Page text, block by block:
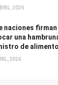
2026
naciones
una
de
2026